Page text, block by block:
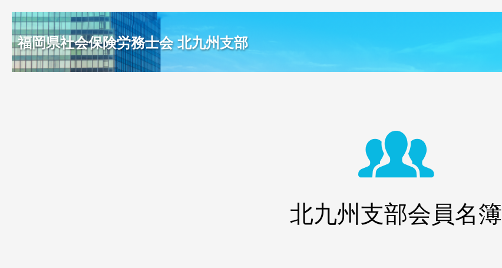
福岡県社会保険労務士会 北九州支部
北九州支部会員名簿